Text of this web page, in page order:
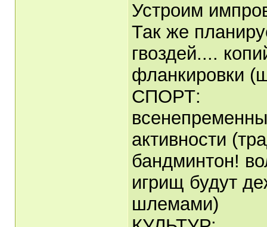
Устроим
Так же
гвоздей....
фланкировки
СПОРТ:
активности
бандминтон!
игрищ будут
шлемами)